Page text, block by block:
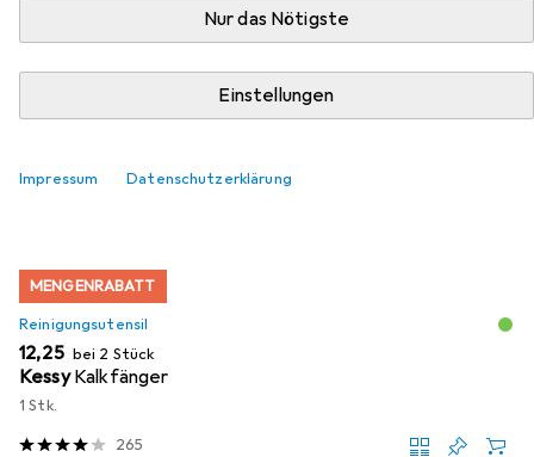
Nur das Nötigste
Einstellungen
Impressum Datenschutzerklärung
Beliebt Reinigungsutensil Teekanne Entkalker
Produktliste
MENGENRABATT
Reinigungsutensil
EUR
12,25 bei 2 Stück
Kessy Kalkfänger
1 Stk.
265